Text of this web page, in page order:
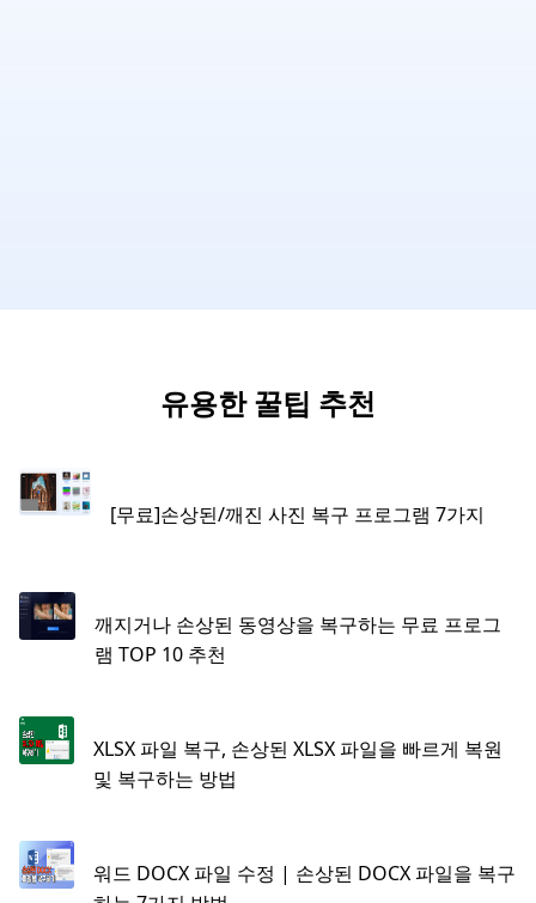
유용한 꿀팁 추천
[무료]손상된/깨진 사진 복구 프로그램 7가지
깨지거나 손상된 동영상을 복구하는 무료 프로그
램 TOP 10 추천
XLSX 파일 복구, 손상된 XLSX 파일을 빠르게 복원
및 복구하는 방법
워드 DOCX 파일 수정 | 손상된 DOCX 파일을 복구